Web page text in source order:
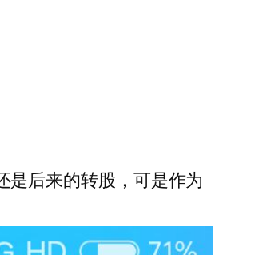
是后来的转股，可是作为